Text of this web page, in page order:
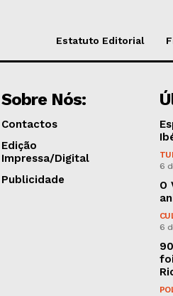
Estatuto Editorial
Sobre Nós:
Contactos
Edição
Impressa/Digital
Publicidade
6
O
6